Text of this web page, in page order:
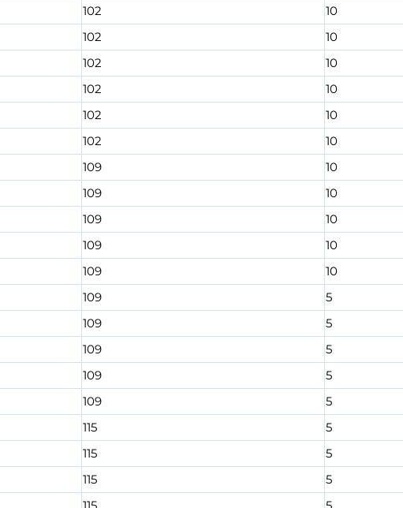
102
10
102
10
102
10
102
10
102
10
102
10
109
10
109
10
109
10
109
10
109
10
109
5
109
5
109
5
109
5
109
5
115
5
115
5
115
5